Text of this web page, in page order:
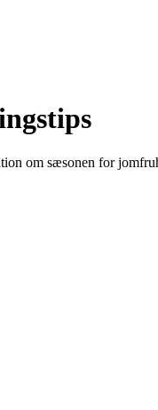
om sæsonen for